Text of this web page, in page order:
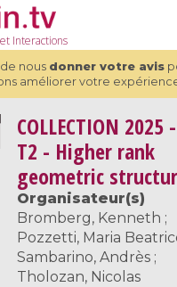
et Interactions
nous donner votre avis
améliorer votre
COLLECTION 2025 -
T2 - Higher rank
geometric
Organisateur(s)
Bromberg, Kenneth ;
Pozzetti, Maria
Sambarino, Andrès ;
Tholozan, Nicolas